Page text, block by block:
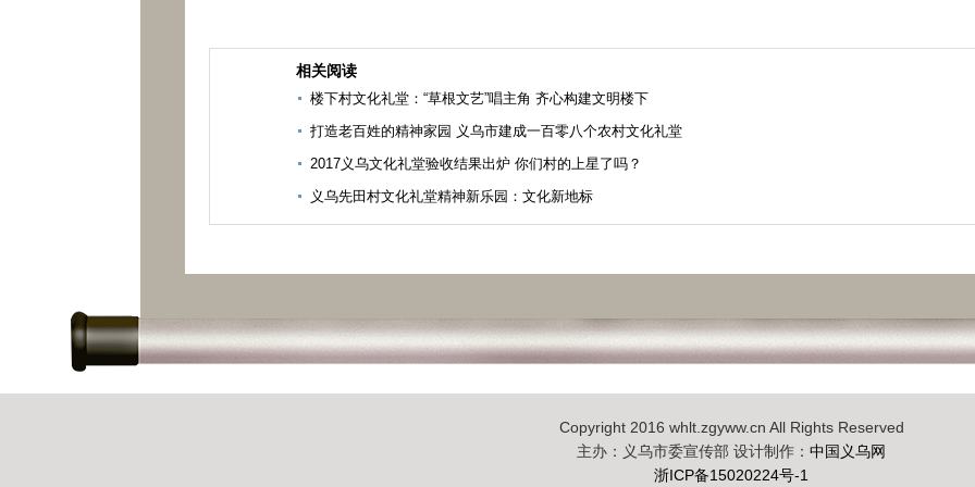
相关阅读
楼下村文化礼堂：“草根文艺”唱主角 齐心构建文明楼下
打造老百姓的精神家园 义乌市建成一百零八个农村文化礼堂
2017义乌文化礼堂验收结果出炉 你们村的上星了吗？
义乌先田村文化礼堂精神新乐园：文化新地标
Copyright 2016 whlt.zgyww.cn All Rights Reserved
主办：义乌市委宣传部 设计制作： 中国义乌网
浙ICP备15020224号-1